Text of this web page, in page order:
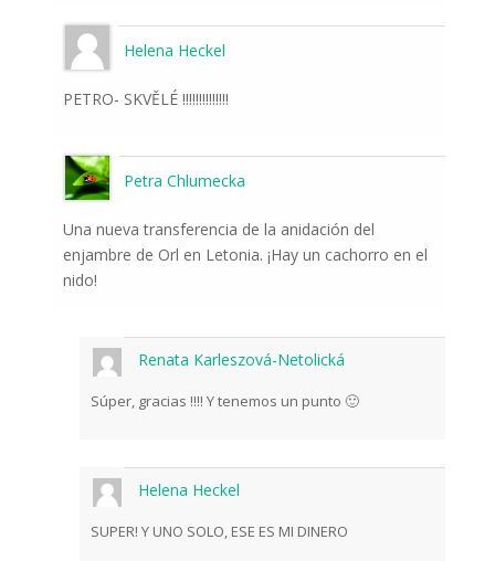
Helena Heckel
PETRO- SKVĚLÉ !!!!!!!!!!!!!!
Petra Chlumecka
Una nueva transferencia de la anidación del
enjambre de Orl en Letonia. ¡Hay un cachorro en el
nido!
Renata Karleszová-Netolická
Súper, gracias !!!! Y tenemos un punto 🙂
Helena Heckel
SUPER! Y UNO SOLO, ESE ES MI DINERO